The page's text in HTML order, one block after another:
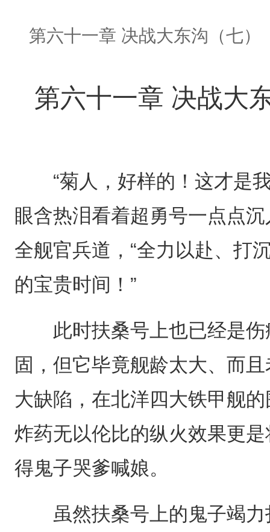
第六十一章 决战大东沟（七）
第六十一章 决战大
“菊人，好样的！这才是我
眼含热泪看着超勇号一点点
全舰官兵道，“全力以赴、打
的宝贵时间！”
此时扶桑号上也已经是伤
固，但它毕竟舰龄太大、而
大缺陷，在北洋四大铁甲舰
炸药无以伦比的纵火效果更
得鬼子哭爹喊娘。
虽然扶桑号上的鬼子竭力